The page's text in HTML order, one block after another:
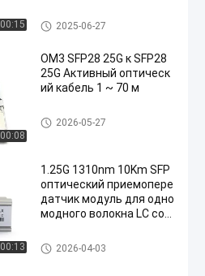
00:15
Соединители для проводов
встык
2025-06-27
00:08
OM3 SFP28 25G к SFP28
25G Активный оптическ
ий кабель 1 ~ 70 м
Трансиверы SFP+
2026-05-27
00:13
1.25G 1310nm 10Km SFP
оптический приемопере
датчик модуль для одно
модного волокна LC сое
Трансиверы SFP+
2026-04-03